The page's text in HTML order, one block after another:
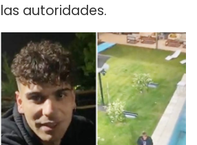
autoridades.